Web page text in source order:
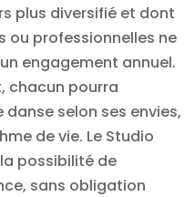
plus diversifié et dont
ou professionnelles ne
engagement annuel.
chacun pourra
selon ses envies,
de vie. Le Studio
la possibilité de
sans obligation